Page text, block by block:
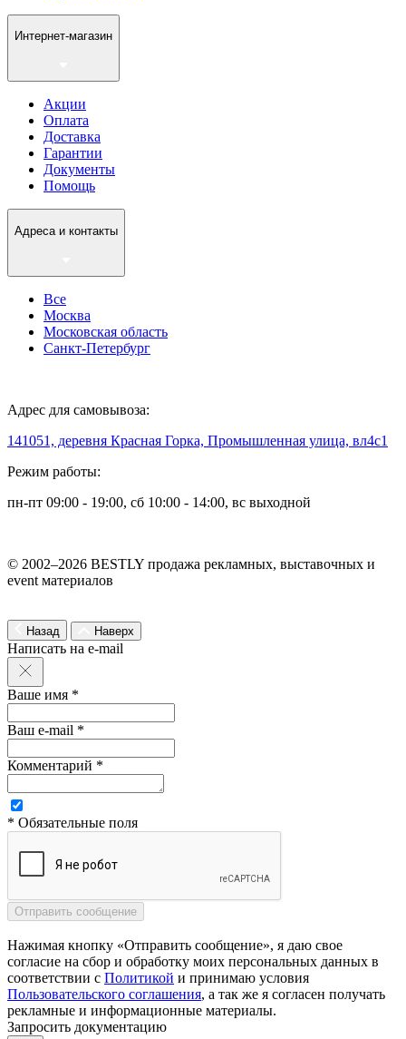
Интернет-магазин
Акции
Оплата
Доставка
Гарантии
Документы
Помощь
Адреса и контакты
Все
Москва
Московская область
Санкт-Петербург
Адрес для самовывоза:
141051, деревня Красная Горка, Промышленная улица, вл4с1
Режим работы:
пн-пт 09:00 - 19:00, сб 10:00 - 14:00, вс выходной
© 2002–2026 BESTLY продажа рекламных, выставочных и
event материалов
Назад Наверх
Написать на e-mail
Ваше имя *
Ваш e-mail *
Комментарий *
* Обязательные поля
Нажимая кнопку «Отправить сообщение», я даю свое
согласие на сбор и обработку моих персональных данных в
соответствии с Политикой и принимаю условия
Пользовательского соглашения, а так же я согласен получать
рекламные и информационные материалы.
Запросить документацию